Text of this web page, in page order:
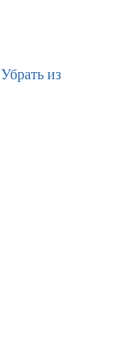
Убрать из